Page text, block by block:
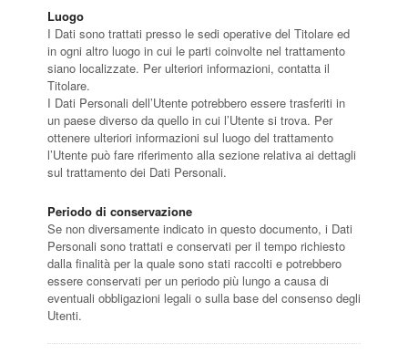
Luogo
I Dati sono trattati presso le sedi operative del Titolare ed
in ogni altro luogo in cui le parti coinvolte nel trattamento
siano localizzate. Per ulteriori informazioni, contatta il
Titolare.
I Dati Personali dell’Utente potrebbero essere trasferiti in
un paese diverso da quello in cui l’Utente si trova. Per
ottenere ulteriori informazioni sul luogo del trattamento
l’Utente può fare riferimento alla sezione relativa ai dettagli
sul trattamento dei Dati Personali.
Periodo di conservazione
Se non diversamente indicato in questo documento, i Dati
Personali sono trattati e conservati per il tempo richiesto
dalla finalità per la quale sono stati raccolti e potrebbero
essere conservati per un periodo più lungo a causa di
eventuali obbligazioni legali o sulla base del consenso degli
Utenti.